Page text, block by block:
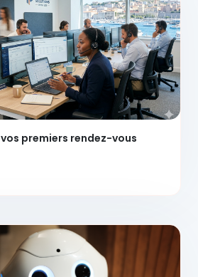
vos premiers rendez-vous